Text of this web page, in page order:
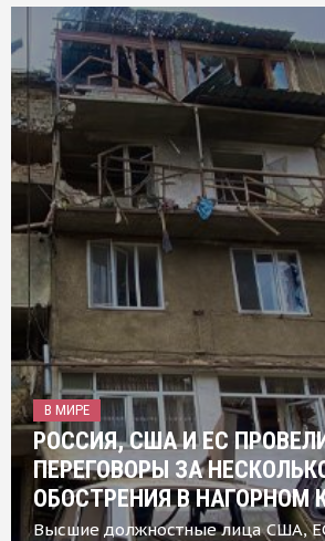
В МИРЕ
РОССИЯ, США И ЕС
ПЕРЕГОВОРЫ ЗА
ОБОСТРЕНИЯ В НАГОРНОМ
Высшие должностные лица США,